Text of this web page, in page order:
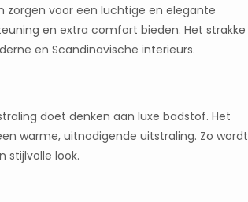
zorgen voor een luchtige en elegante
en extra comfort bieden. Het strakke
en Scandinavische interieurs.
doet denken aan luxe badstof. Het
warme, uitnodigende uitstraling. Zo wordt
look.